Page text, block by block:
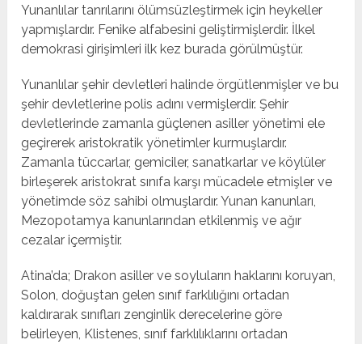
Yunanlılar tanrılarını ölümsüzleştirmek için heykeller
yapmışlardır. Fenike alfabesini geliştirmişlerdir. İlkel
demokrasi girişimleri ilk kez burada görülmüştür.
Yunanlılar şehir devletleri halinde örgütlenmişler ve bu
şehir devletlerine polis adını vermişlerdir. Şehir
devletlerinde zamanla güçlenen asiller yönetimi ele
geçirerek aristokratik yönetimler kurmuşlardır.
Zamanla tüccarlar, gemiciler, sanatkarlar ve köylüler
birleşerek aristokrat sınıfa karşı mücadele etmişler ve
yönetimde söz sahibi olmuşlardır. Yunan kanunları,
Mezopotamya kanunlarından etkilenmiş ve ağır
cezalar içermiştir.
Atina’da; Drakon asiller ve soyluların haklarını koruyan,
Solon, doğuştan gelen sınıf farklılığını ortadan
kaldırarak sınıfları zenginlik derecelerine göre
belirleyen, Klistenes, sınıf farklılıklarını ortadan